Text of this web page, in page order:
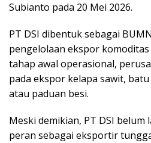
Subianto pada 20 Mei 2026.
PT DSI dibentuk sebagai
pengelolaan ekspor
tahap awal operasional,
pada ekspor kelapa sawit,
atau paduan besi.
Meski demikian, PT DSI
peran sebagai eksportir